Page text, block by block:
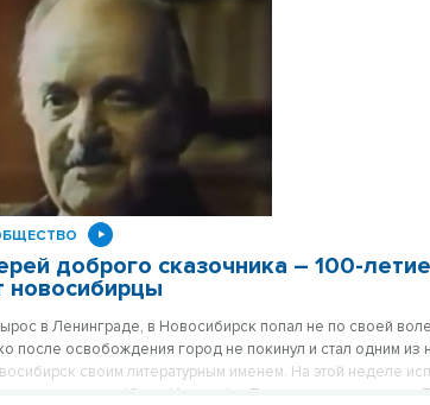
доброго сказочника – 100-
новосибирцы
в Ленинграде, в Новосибирск попал не по своей
после освобождения город не покинул и стал одним из
своим литературным именем. На этой неделе
классика Юрия Магалифа. Писателя вспоминали в